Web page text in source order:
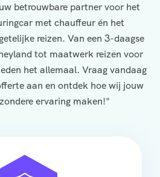
betrouwbare partner voor het
met chauffeur én het
reizen. Van een 3-daagse
tot maatwerk reizen voor
het allemaal. Vraag vandaag
aan en ontdek hoe wij jouw
ervaring maken!"